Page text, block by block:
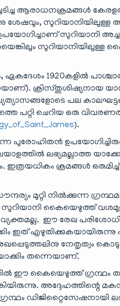
ആരാധനക്രമങ്ങൾ
സുറിയാനിയിലുള്ള
സുറിയാനി
1920കളിൽ
ക്രിസ്തുശിഷ്യനായ
പല
പറ്റി ചെറിയ ഒരു
).
പുരോഹിതൻ
ലഭ്യമല്ലാത്ത
ക്രമങ്ങൾ
മുറ്റി നിൽക്കുന്ന
കൈയെഴുത്ത് വശമുള്ള
ഈ രേഖ
ഇത്
നേതൃത്വം
തന്നെയാണ്.
ഈ കൈയെഴുത്ത്
അദ്ദേഹത്തിന്റെ
ഡിജിറ്റൈസേഷനായി